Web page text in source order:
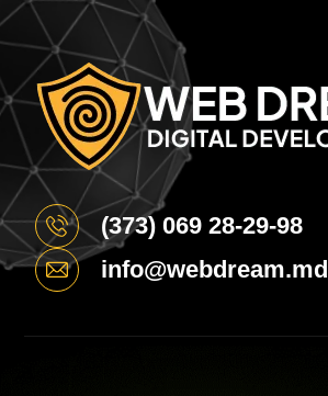
(373) 069 28-29-98
info@webdream.md